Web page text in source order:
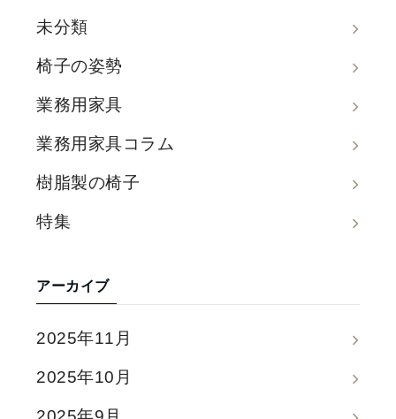
未分類
椅子の姿勢
業務用家具
業務用家具コラム
樹脂製の椅子
特集
アーカイブ
2025年11月
2025年10月